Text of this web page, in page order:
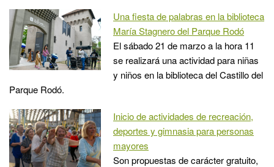
Una fiesta de palabras en la biblioteca
María Stagnero del Parque Rodó
El sábado 21 de marzo a la hora 11
se realizará una actividad para niñas
y niños en la biblioteca del Castillo del
Parque Rodó.
Inicio de actividades de recreación,
deportes y gimnasia para personas
mayores
Son propuestas de carácter gratuito,